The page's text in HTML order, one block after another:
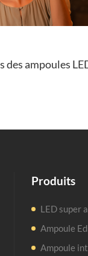
des ampoules
Produits
LED super
Ampoule
Ampoule